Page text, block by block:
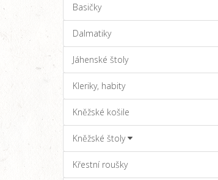
Basičky
Dalmatiky
Jáhenské štoly
Kleriky, habity
Kněžské košile
Kněžské štoly
Křestní roušky